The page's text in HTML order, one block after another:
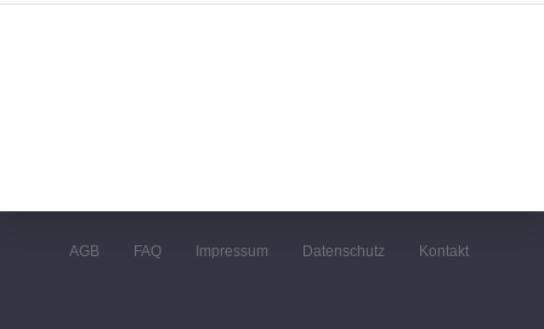
AGB FAQ Impressum Datenschutz Kontakt